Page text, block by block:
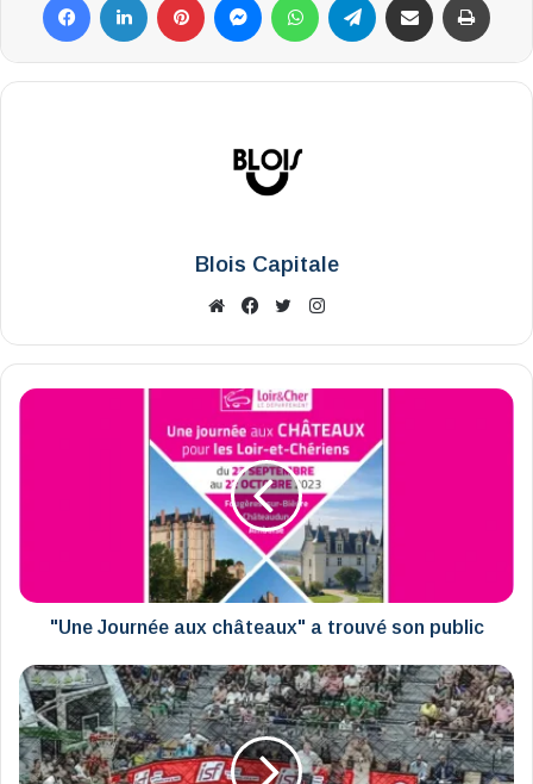
Blois Capitale
WebsiteFacebook
X
"Une
"Une Journée aux châteaux" a trouvé son public
ADA
Blois
vs
Gravelines-
Dunkerque